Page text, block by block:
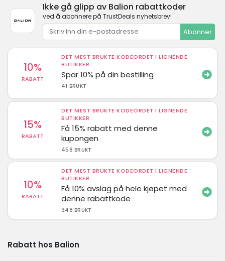
Ikke gå glipp av Balion rabattkoder
ved å abonnere på TrustDeals nyhetsbrev!
Abonner
10%
RABATT
DET MEST BRUKTE KODEORDET I LIGNENDE
BUTIKKER
Spar 10% på din bestilling
41 BRUKT
15%
RABATT
DET MEST BRUKTE KODEORDET I LIGNENDE
BUTIKKER
Få 15% rabatt med denne
kupongen
458 BRUKT
10%
RABATT
DET MEST BRUKTE KODEORDET I LIGNENDE
BUTIKKER
Få 10% avslag på hele kjøpet med
denne rabattkode
348 BRUKT
Rabatt hos Balion